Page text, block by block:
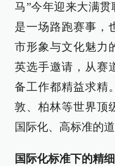
马”今年迎来大满
是一场路跑赛事，
市形象与文化魅力
英选手邀请，从赛
备工作都精益求精
敦、柏林等世界顶
国际化、高标准的道
国际化标准下的精